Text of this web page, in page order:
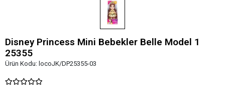
Disney Princess Mini Bebekler Belle Model 1
25355
Ürün Kodu: locoJK/DP25355-03